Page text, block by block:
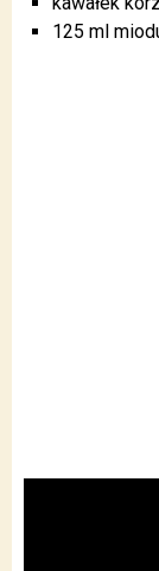
125 ml